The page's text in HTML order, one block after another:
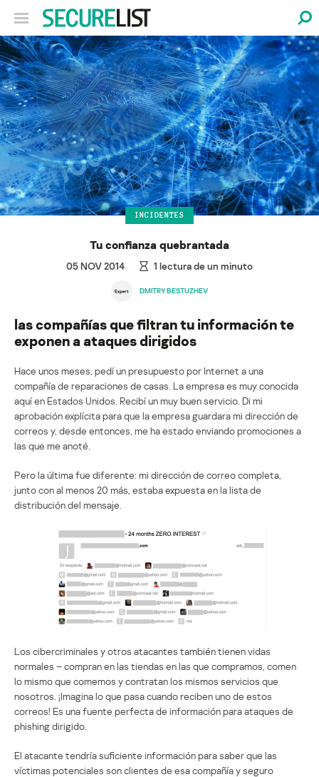
INCIDENTES
Tu confianza quebrantada
05 NOV 2014 1 lectura de un minuto
DMITRY BESTUZHEV
las compañías que filtran tu información te
exponen a ataques dirigidos
Hace unos meses, pedí un presupuesto por Internet a una
compañía de reparaciones de casas. La empresa es muy conocida
aquí en Estados Unidos. Recibí un muy buen servicio. Di mi
aprobación explícita para que la empresa guardara mi dirección de
correos y, desde entonces, me ha estado enviando promociones a
las que me anoté.
Pero la última fue diferente: mi dirección de correo completa,
junto con al menos 20 más, estaba expuesta en la lista de
distribución del mensaje.
Los cibercriminales y otros atacantes también tienen vidas
normales – compran en las tiendas en las que compramos, comen
lo mismo que comemos y contratan los mismos servicios que
nosotros. ¡Imagina lo que pasa cuando reciben uno de estos
correos! Es una fuente perfecta de información para ataques de
phishing dirigido.
El atacante tendría suficiente información para saber que las
víctimas potenciales son clientes de esa compañía y seguro